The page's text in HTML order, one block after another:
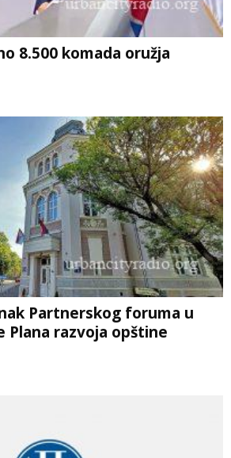
8.500 komada oružja
Partnerskog foruma u
Plana razvoja opštine